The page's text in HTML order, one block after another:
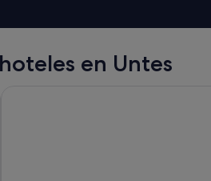
en Untes